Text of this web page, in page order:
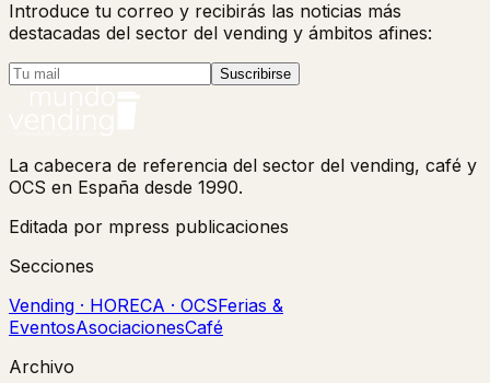
Introduce tu correo y recibirás las noticias más
destacadas del sector del vending y ámbitos afines:
Suscribirse
La cabecera de referencia del sector del vending, café y
OCS en España desde 1990.
Editada por mpress publicaciones
Secciones
Vending · HORECA · OCSFerias &
EventosAsociacionesCafé
Archivo